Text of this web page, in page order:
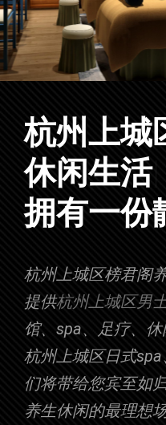
杭州上城
|
拥有一份
杭州上城区榜君阁
提供杭州上城区男
馆、spa、足疗、休
杭州上城区日式spa
们将带给您宾至如
养生休闲的最理想